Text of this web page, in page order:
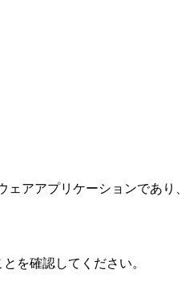
ェアアプリケーションであ
を確認してください。